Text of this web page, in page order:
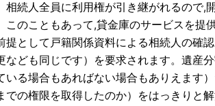
相続人全員に利用権が引き継がれるので,
このこともあって,貸金庫のサービスを提
提として戸籍関係資料による相続人の確
なども同じです）を要求されます。遺産
いる場合もあればない場合もありえます
の権限を取得したのか）をはっきりと